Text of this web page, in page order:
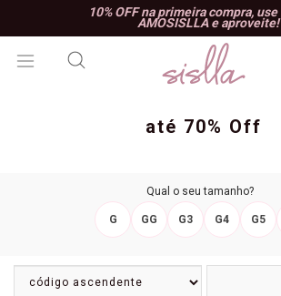
10% OFF na primeira compra,
AMOSISLLA e aproveite!
até 70% Off
Qual o seu tamanho?
G GG G3 G4 G5